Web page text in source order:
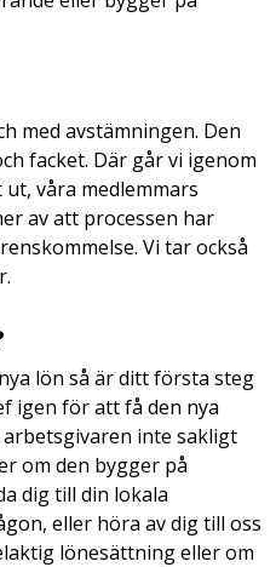
med avstämningen. Den
facket. Där går vi igenom
våra medlemmars
av att processen har
Vi tar också
lön så är ditt första steg
igen för att få den nya
inte sakligt
om den bygger på
dig till din lokala
eller höra av dig till oss
lönesättning eller om